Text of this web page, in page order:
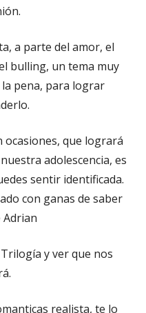
a parte del amor, el
bulling, un tema muy
pena, para lograr
ocasiones, que logrará
adolescencia, es
sentir identificada.
con ganas de saber
Adrian
y ver que nos
realista, te lo